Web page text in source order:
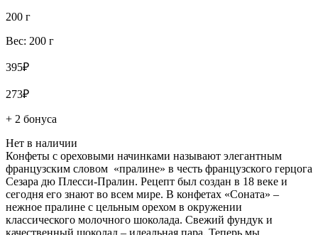
200 г
Вес: 200 г
395₽
273₽
+ 2 бонуса
Нет в наличии
Конфеты с ореховыми начинками называют элегантным
французским словом «пралине» в честь французского герцога
Сезара дю Плесси-Пралин. Рецепт был создан в 18 веке и
сегодня его знают во всем мире. В конфетах «Соната» –
нежное пралине с цельным орехом в окружении
классического молочного шоколада. Свежий фундук и